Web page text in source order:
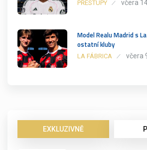
PŘESTUPY včera
Model Realu Madrid s
ostatní kluby
LA FÁBRICA včera
EXKLUZIVNĚ